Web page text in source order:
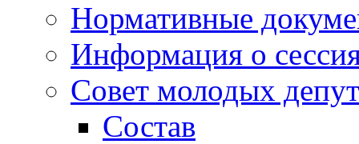
Нормативные
Информация о
Совет молодых
Состав